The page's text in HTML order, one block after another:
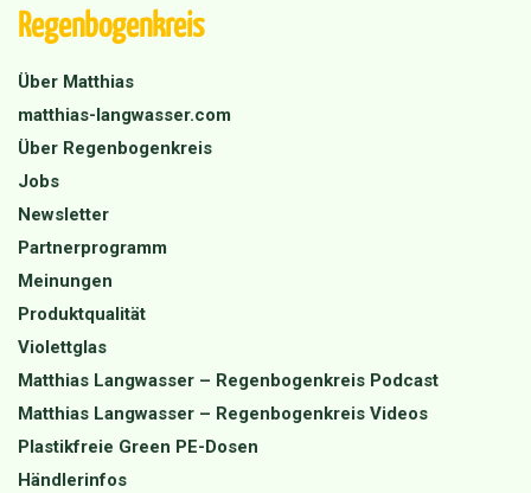
Regenbogenkreis
Über Matthias
matthias-langwasser.com
Über Regenbogenkreis
Jobs
Newsletter
Partnerprogramm
Meinungen
Produktqualität
Violettglas
Matthias Langwasser – Regenbogenkreis Podcast
Matthias Langwasser – Regenbogenkreis Videos
Plastikfreie Green PE-Dosen
Händlerinfos